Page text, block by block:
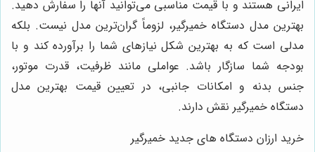
ایرانی هستند و با قیمت مناسبی می‌توانید آنها را سفارش دهید.
بهترین مدل دستگاه خمیرگیر، لزوماً گران‌ترین مدل نیست. بلکه
مدلی است که به بهترین شکل نیازهای شما را برآورده کند و با
بودجه شما سازگار باشد. عواملی مانند ظرفیت، قدرت موتور،
جنس بدنه و امکانات جانبی، در تعیین قیمت بهترین مدل
دستگاه خمیرگیر نقش دارند.
خرید ارزان دستگاه های جدید خمیرگیر